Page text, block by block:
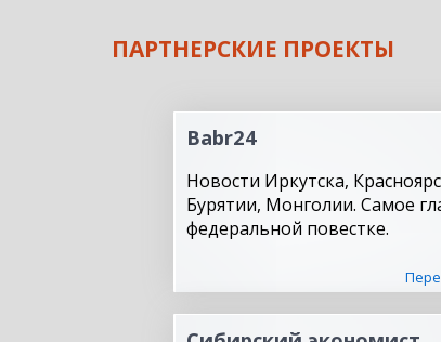
ПАРТНЕРСКИЕ ПРОЕКТЫ
Babr24
Новости Иркутска,
Бурятии, Монголии. Самое
федеральной повестке.